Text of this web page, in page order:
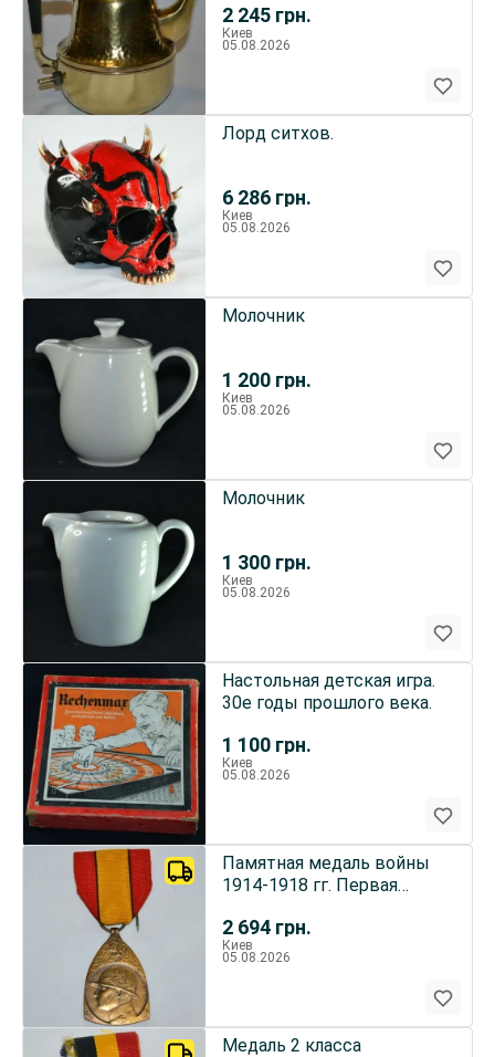
2 245 грн.
Киев
05.08.2026
6 286 грн.
Лорд ситхов.
Киев
05.08.2026
1 200 грн.
Молочник
Киев
05.08.2026
1 300 грн.
Молочник
Киев
05.08.2026
1 100 грн.
Настольная детская игра.
30е годы прошлого века.
Киев
05.08.2026
2 694 грн.
Памятная медаль войны
1914-1918 гг. Первая
Киев
05.08.2026
Медаль 2 класса